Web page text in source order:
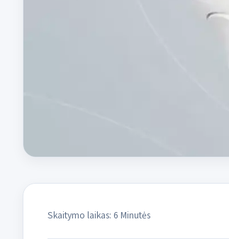
Skaitymo laikas: 6 Minutės